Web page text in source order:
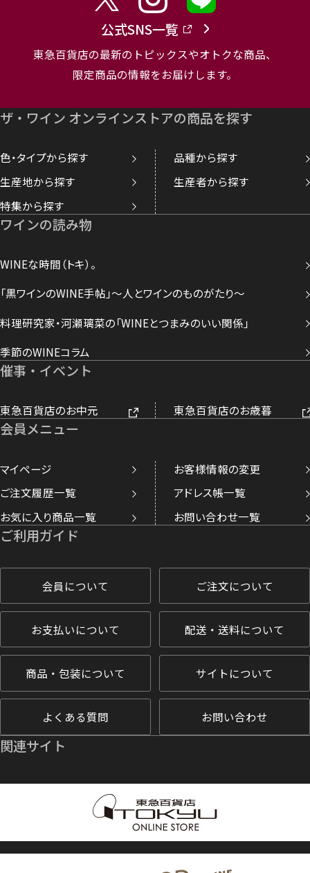
公式SNS一覧
東急百貨店の最新のトピックスやオトクな商品、
限定商品の情報をお届けします。
ザ・ワイン オンラインストアの商品を探す
色・タイプから探す
品種から探す
生産地から探す
生産者から探す
特集から探す
ワインの読み物
WINEな時間（トキ）。
「黒ワインのWINE手帖」～人とワインのものがたり～
料理研究家・河瀬璃菜の「WINEとつまみのいい関係」
季節のWINEコラム
催事・イベント
東急百貨店のお中元 東急百貨店のお歳暮
会員メニュー
マイページ
お客様情報の変更
ご注文履歴一覧
アドレス帳一覧
お気に入り商品一覧
お問い合わせ一覧
ご利用ガイド
会員について ご注文について
お支払いについて 配送・送料について
商品・包装について サイトについて
よくある質問 お問い合わせ
関連サイト